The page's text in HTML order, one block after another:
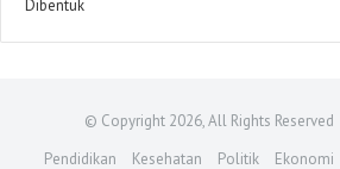
© Copyright 2026, All Rights
Pendidikan
Kesehatan Politik Ekonomi